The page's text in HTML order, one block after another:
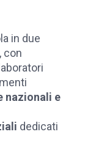
in due
con
nazionali e
dedicati